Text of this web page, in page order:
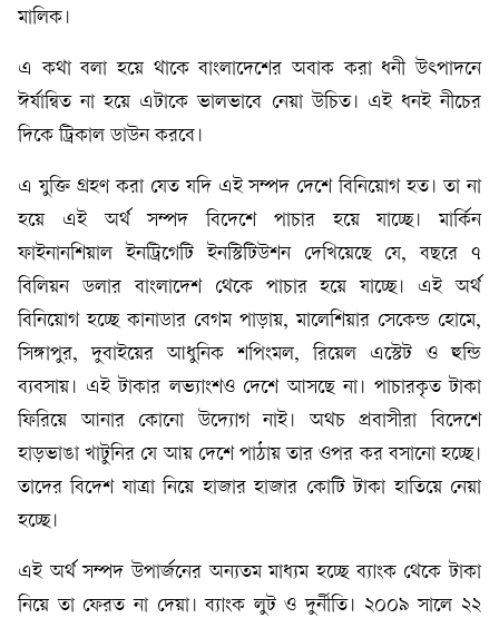
মালিক।
এ কথা বলা হয়ে থাকে বাংলাদেশের অবাক করা ধনী উৎপাদনে
ঈর্ষান্বিত না হয়ে এটাকে ভালভাবে নেয়া উচিত। এই ধনই নীচের
দিকে ট্রিকাল ডাউন করবে।
এ যুক্তি গ্রহণ করা যেত যদি এই সম্পদ দেশে বিনিয়োগ হত। তা না
হয়ে এই অর্থ সম্পদ বিদেশে পাচার হয়ে যাচ্ছে। মার্কিন
ফাইনানশিয়াল ইনট্রিগেটি ইনস্টিটিউশন দেখিয়েছে যে, বছরে ৭
বিলিয়ন ডলার বাংলাদেশ থেকে পাচার হয়ে যাচ্ছে। এই অর্থ
বিনিয়োগ হচ্ছে কানাডার বেগম পাড়ায়, মালেশিয়ার সেকেন্ড হোমে,
সিঙ্গাপুর, দুবাইয়ের আধুনিক শপিংমল, রিয়েল এস্টেট ও হুন্ডি
ব্যবসায়। এই টাকার লভ্যাংশও দেশে আসছে না। পাচারকৃত টাকা
ফিরিয়ে আনার কোনো উদ্যোগ নাই। অথচ প্রবাসীরা বিদেশে
হাড়ভাঙা খাটুনির যে আয় দেশে পাঠায় তার ওপর কর বসানো হচ্ছে।
তাদের বিদেশ যাত্রা নিয়ে হাজার হাজার কোটি টাকা হাতিয়ে নেয়া
হচ্ছে।
এই অর্থ সম্পদ উপার্জনের অন্যতম মাধ্যম হচ্ছে ব্যাংক থেকে টাকা
নিয়ে তা ফেরত না দেয়া। ব্যাংক লুট ও দুর্নীতি। ২০০৯ সালে ২২